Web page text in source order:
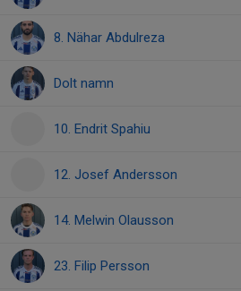
8. Nähar Abdulreza
Dolt namn
10. Endrit Spahiu
12. Josef Andersson
14. Melwin Olausson
23. Filip Persson